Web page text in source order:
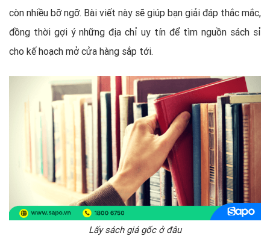
còn nhiều bỡ ngỡ. Bài viết này sẽ giúp bạn giải đáp thắc mắc,
đồng thời gợi ý những địa chỉ uy tín để tìm nguồn sách sỉ
cho kế hoạch mở cửa hàng sắp tới.
Lấy sách giá gốc ở đâu